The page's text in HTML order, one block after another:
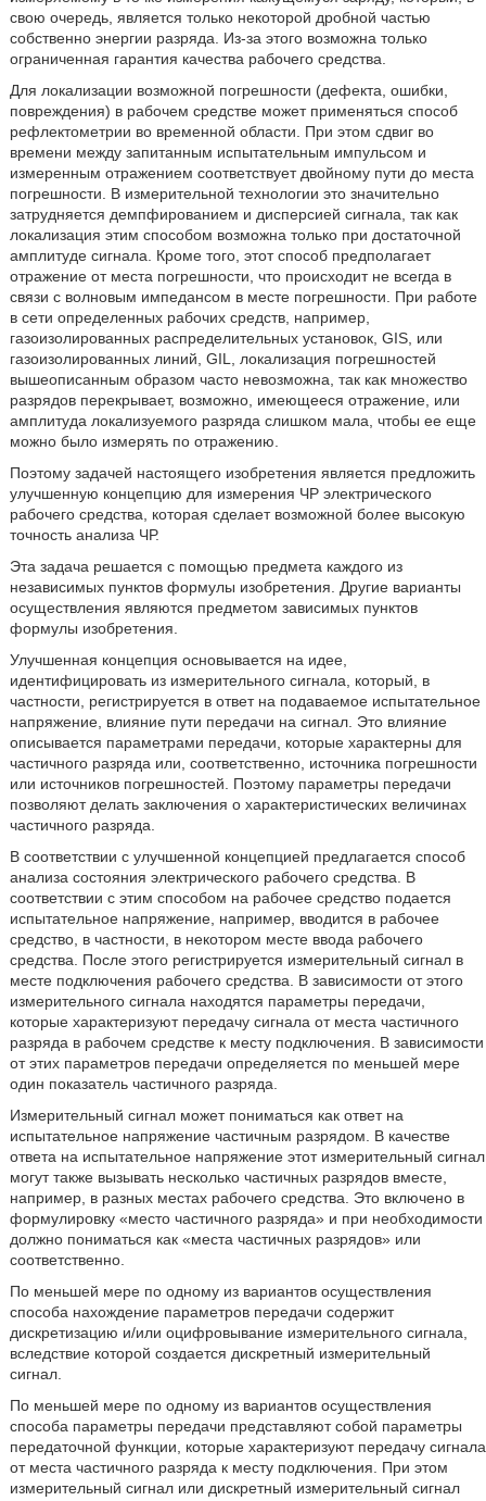
свою очередь, является только некоторой дробной частью
собственно энергии разряда. Из-за этого возможна только
ограниченная гарантия качества рабочего средства.
Для локализации возможной погрешности (дефекта, ошибки,
повреждения) в рабочем средстве может применяться способ
рефлектометрии во временной области. При этом сдвиг во
времени между запитанным испытательным импульсом и
измеренным отражением соответствует двойному пути до места
погрешности. В измерительной технологии это значительно
затрудняется демпфированием и дисперсией сигнала, так как
локализация этим способом возможна только при достаточной
амплитуде сигнала. Кроме того, этот способ предполагает
отражение от места погрешности, что происходит не всегда в
связи с волновым импедансом в месте погрешности. При работе
в сети определенных рабочих средств, например,
газоизолированных распределительных установок, GIS, или
газоизолированных линий, GIL, локализация погрешностей
вышеописанным образом часто невозможна, так как множество
разрядов перекрывает, возможно, имеющееся отражение, или
амплитуда локализуемого разряда слишком мала, чтобы ее еще
можно было измерять по отражению.
Поэтому задачей настоящего изобретения является предложить
улучшенную концепцию для измерения ЧР электрического
рабочего средства, которая сделает возможной более высокую
точность анализа ЧР.
Эта задача решается с помощью предмета каждого из
независимых пунктов формулы изобретения. Другие варианты
осуществления являются предметом зависимых пунктов
формулы изобретения.
Улучшенная концепция основывается на идее,
идентифицировать из измерительного сигнала, который, в
частности, регистрируется в ответ на подаваемое испытательное
напряжение, влияние пути передачи на сигнал. Это влияние
описывается параметрами передачи, которые характерны для
частичного разряда или, соответственно, источника погрешности
или источников погрешностей. Поэтому параметры передачи
позволяют делать заключения о характеристических величинах
частичного разряда.
В соответствии с улучшенной концепцией предлагается способ
анализа состояния электрического рабочего средства. В
соответствии с этим способом на рабочее средство подается
испытательное напряжение, например, вводится в рабочее
средство, в частности, в некотором месте ввода рабочего
средства. После этого регистрируется измерительный сигнал в
месте подключения рабочего средства. В зависимости от этого
измерительного сигнала находятся параметры передачи,
которые характеризуют передачу сигнала от места частичного
разряда в рабочем средстве к месту подключения. В зависимости
от этих параметров передачи определяется по меньшей мере
один показатель частичного разряда.
Измерительный сигнал может пониматься как ответ на
испытательное напряжение частичным разрядом. В качестве
ответа на испытательное напряжение этот измерительный сигнал
могут также вызывать несколько частичных разрядов вместе,
например, в разных местах рабочего средства. Это включено в
формулировку «место частичного разряда» и при необходимости
должно пониматься как «места частичных разрядов» или
соответственно.
По меньшей мере по одному из вариантов осуществления
способа нахождение параметров передачи содержит
дискретизацию и/или оцифровывание измерительного сигнала,
вследствие которой создается дискретный измерительный
сигнал.
По меньшей мере по одному из вариантов осуществления
способа параметры передачи представляют собой параметры
передаточной функции, которые характеризуют передачу сигнала
от места частичного разряда к месту подключения. При этом
измерительный сигнал или дискретный измерительный сигнал